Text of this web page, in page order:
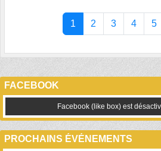
1 2 3 4 5
FACEBOOK
Facebook (like box) est
PROCHAINS ÉVÉNEMENTS